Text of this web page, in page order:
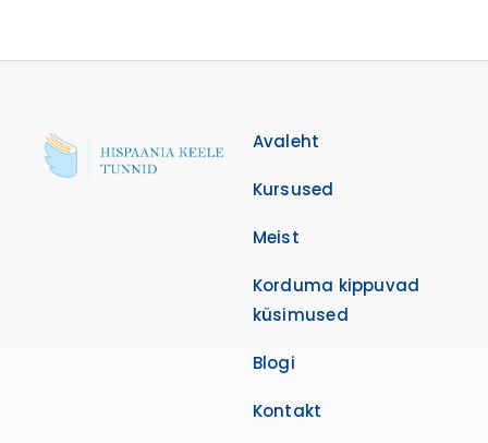
Avaleht
Kursused
Meist
Korduma kippuvad
küsimused
Blogi
Kontakt